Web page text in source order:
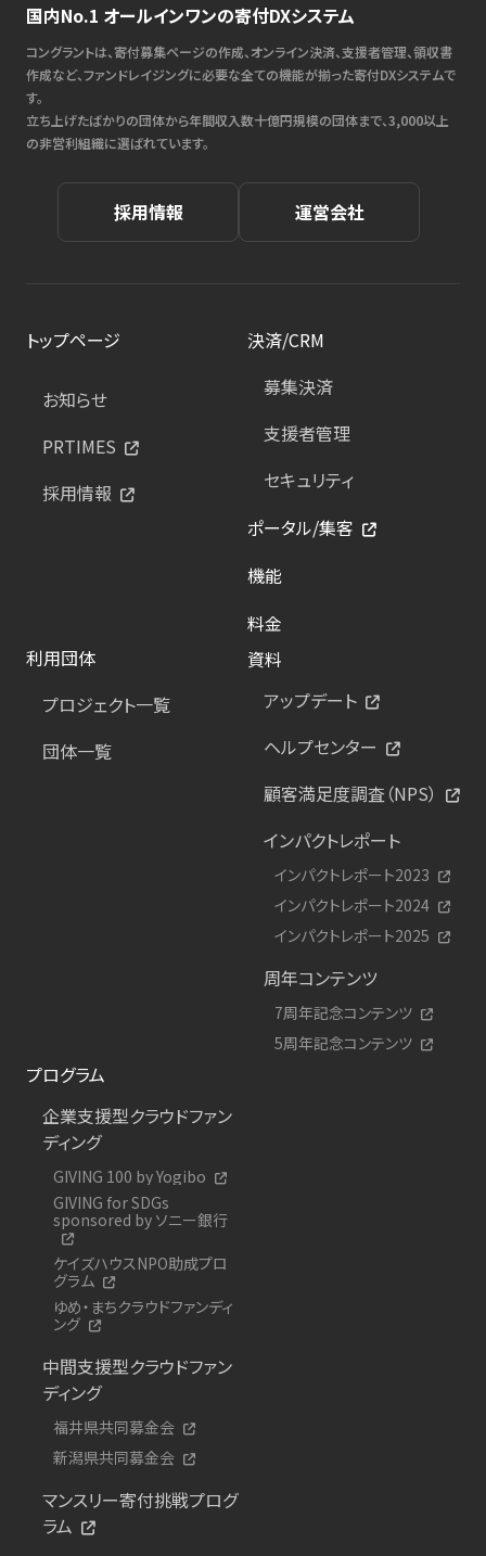
国内No.1 オールインワンの寄付DXシステム
コングラントは、寄付募集ページの作成、オンライン決済、支援者管理、領収書
作成など、ファンドレイジングに必要な全ての機能が揃った寄付DXシステムで
す。
立ち上げたばかりの団体から年間収入数十億円規模の団体まで、3,000以上
の非営利組織に選ばれています。
採用情報 運営会社
トップページ
お知らせ
PRTIMES
採用情報
決済/CRM
募集決済
支援者管理
セキュリティ
ポータル/集客
機能
料金
利用団体
プロジェクト一覧
団体一覧
資料
アップデート
ヘルプセンター
顧客満足度調査（NPS）
インパクトレポート
インパクトレポート2023
インパクトレポート2024
インパクトレポート2025
周年コンテンツ
7周年記念コンテンツ
5周年記念コンテンツ
プログラム
企業支援型クラウドファン
ディング
GIVING 100 by Yogibo
GIVING for SDGs
sponsored by ソニー銀行
ケイズハウスNPO助成プロ
グラム
ゆめ・まちクラウドファンディ
ング
中間支援型クラウドファン
ディング
福井県共同募金会
新潟県共同募金会
マンスリー寄付挑戦プログ
ラム